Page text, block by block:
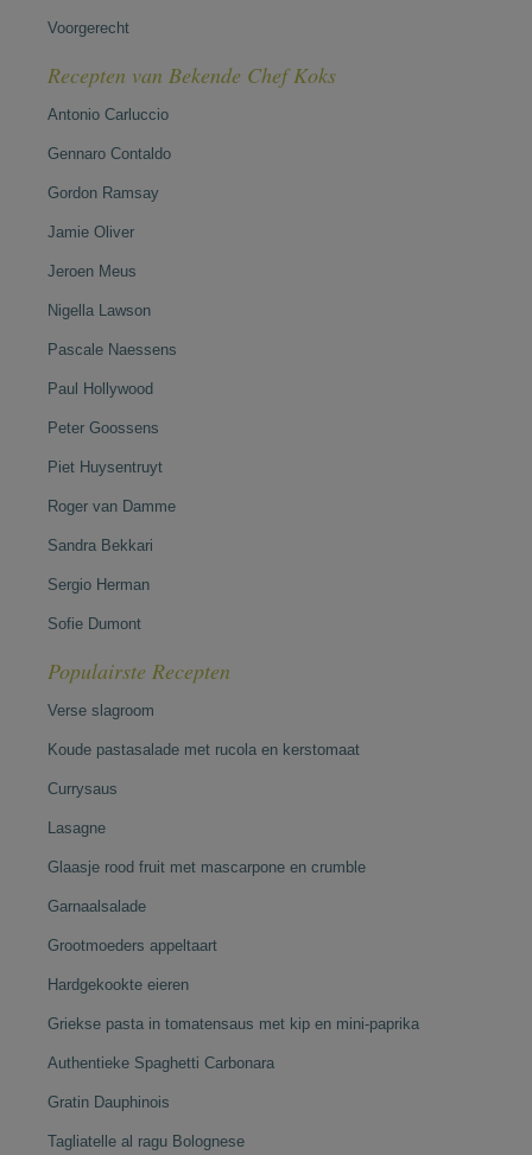
Voorgerecht
Recepten van Bekende Chef Koks
Antonio Carluccio
Gennaro Contaldo
Gordon Ramsay
Jamie Oliver
Jeroen Meus
Nigella Lawson
Pascale Naessens
Paul Hollywood
Peter Goossens
Piet Huysentruyt
Roger van Damme
Sandra Bekkari
Sergio Herman
Sofie Dumont
Populairste Recepten
Verse slagroom
Koude pastasalade met rucola en kerstomaat
Currysaus
Lasagne
Glaasje rood fruit met mascarpone en crumble
Garnaalsalade
Grootmoeders appeltaart
Hardgekookte eieren
Griekse pasta in tomatensaus met kip en mini-paprika
Authentieke Spaghetti Carbonara
Gratin Dauphinois
Tagliatelle al ragu Bolognese